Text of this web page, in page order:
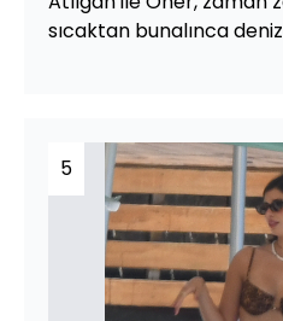
sıcaktan bunalınca
5